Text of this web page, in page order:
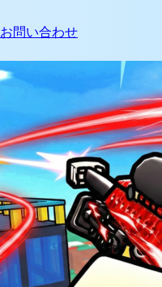
お問い合わせ